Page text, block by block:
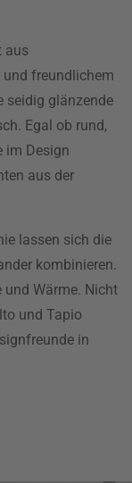
aus
freundlichem
seidig glänzende
Egal ob rund,
im Design
aus der
lassen sich die
kombinieren.
Wärme. Nicht
und Tapio
in